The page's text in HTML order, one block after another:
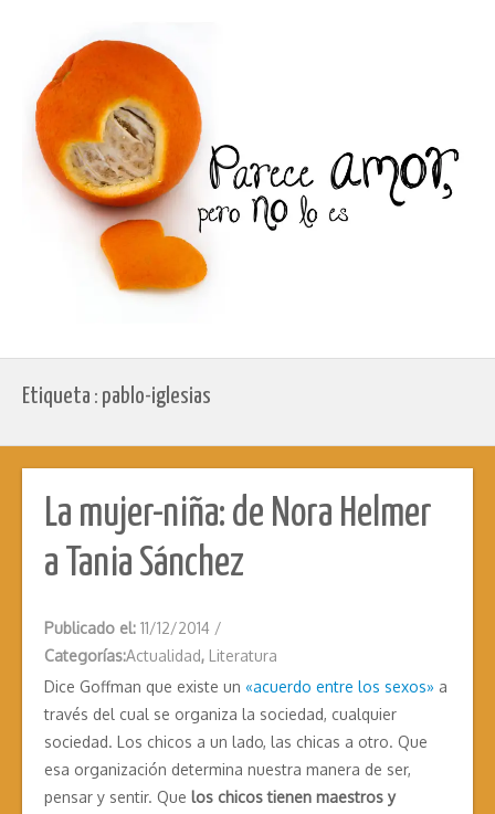
Etiqueta : pablo-iglesias
La mujer-niña: de Nora Helmer
a Tania Sánchez
Publicado el: 11/12/2014 /
Categorías:Actualidad, Literatura
Dice Goffman que existe un «acuerdo entre los sexos» a
través del cual se organiza la sociedad, cualquier
sociedad. Los chicos a un lado, las chicas a otro. Que
esa organización determina nuestra manera de ser,
pensar y sentir. Que los chicos tienen maestros y